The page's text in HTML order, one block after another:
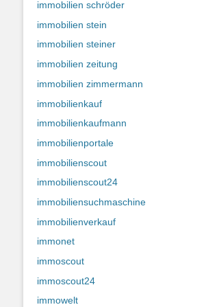
immobilien schröder
immobilien stein
immobilien steiner
immobilien zeitung
immobilien zimmermann
immobilienkauf
immobilienkaufmann
immobilienportale
immobilienscout
immobilienscout24
immobiliensuchmaschine
immobilienverkauf
immonet
immoscout
immoscout24
immowelt